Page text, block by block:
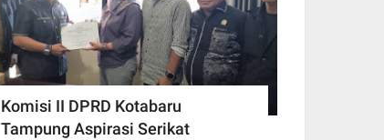
Komisi II DPRD Kotabaru
Tampung Aspirasi Serikat